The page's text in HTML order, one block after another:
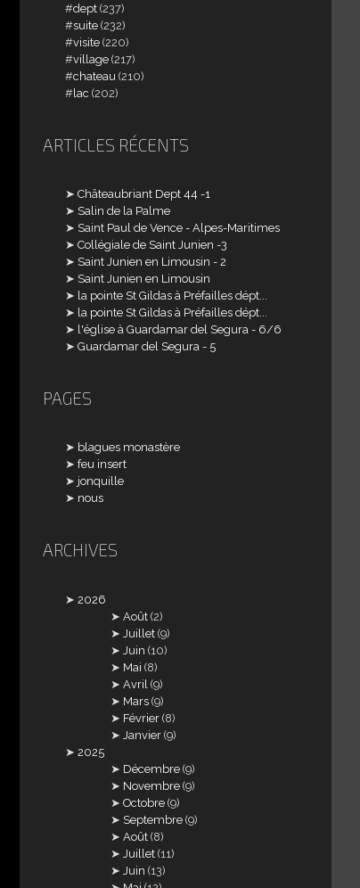
dept (237)
suite (232)
visite (220)
village (217)
chateau (210)
lac (202)
ARTICLES RÉCENTS
Châteaubriant Dept 44 -1
Salin de la Palme
Saint Paul de Vence - Alpes-Maritimes
Collégiale de Saint Junien -3
Saint Junien en Limousin - 2
Saint Junien en Limousin
la pointe St Gildas à Préfailles dépt...
la pointe St Gildas à Préfailles dépt...
l'église à Guardamar del Segura - 6/6
Guardamar del Segura - 5
PAGES
blagues monastère
feu insert
jonquille
nous
ARCHIVES
2026
Août (2)
Juillet (9)
Juin (10)
Mai (8)
Avril (9)
Mars (9)
Février (8)
Janvier (9)
2025
Décembre (9)
Novembre (9)
Octobre (9)
Septembre (9)
Août (8)
Juillet (11)
Juin (13)